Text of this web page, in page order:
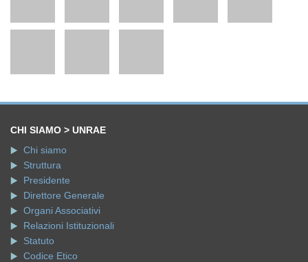
CHI SIAMO > UNRAE
Chi siamo
Struttura
Presidente
Direttore Generale
Organi Associativi
Relazioni Istituzionali
Statuto
Codice Etico